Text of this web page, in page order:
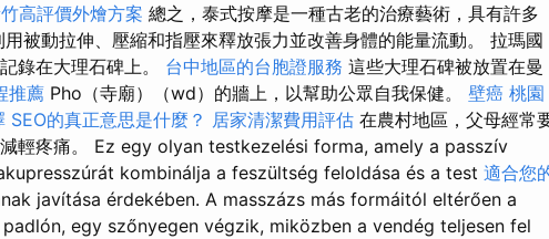
高評價外燴方案 總之，泰式按摩是一種古老的治療藝術，具有許多
被動拉伸、壓縮和指壓來釋放張力並改善身體的能量流動。 拉瑪國
錄在大理石碑上。 台中地區的台胞證服務 這些大理石碑被放置在曼
推薦 Pho（寺廟）（wd）的牆上，以幫助公眾自我保健。 壁癌 桃園
SEO的真正意思是什麼？ 居家清潔費用評估 在農村地區，父母經常
減輕疼痛。 Ez egy olyan testkezelési forma, amely a passzív
kombinálja a feszültség feloldása és a test 適合您
javítása érdekében. A masszázs más formáitól eltérően a
egy szőnyegen végzik, miközben a vendég teljesen fel